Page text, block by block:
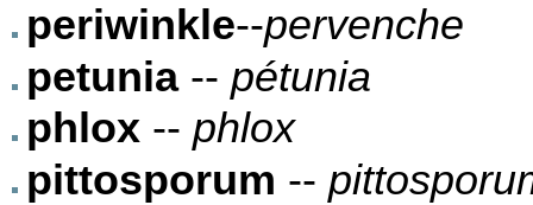
periwinkle--pervenche
petunia-- pétunia
phlox -- phlox
pittosporum --